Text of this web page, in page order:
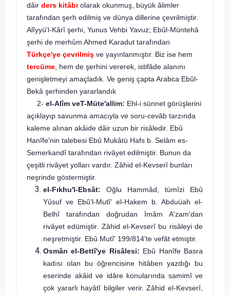
dâir ders kitâbı olarak okunmuş, büyük âlimler
tarafından şerh edilmiş ve dünya dillerine çevrilmiştir.
Alîyyü'l-Kârî şerhi, Yunus Vehbi Yavuz; Ebûl-Müntehâ
şerhi de merhûm Ahmed Karadut tarafından
Türkçe'ye çevrilmiş ve yayınlanmıştır. Biz ise hem
tercüme , hem de şerhini vererek, istifâde ala­nını
genişletmeyi amaçladık. Ve geniş çapta Arabca Ebûl-
Bekâ şerhinden yararlandık
2- el-Alîm veT-Müte'allim: Ehl-i sünnet görüşlerini
açıklayıp savun­ma amacıyla ve soru-cevâb tarzında
kaleme alınan akâide dâir uzun bir risâledir. Ebû
Hanîfe'nin talebesi Ebû Mukâtü Hafs b. Selâm es-
Semer­kandî tarafından rivâyet edilmiştir. Bunun da
çeşitli rivâyet yolları vardır. Zâhid el-Kevserî bunları
neşrinde göstermiştir.
el-Fıkhu'l-Ebsât: Oğlu Hammâd, tümîzi Ebû
Yûsuf ve Ebû'l-Mutî' el-Hakem b. Abduüah el-
Belhî tarafından doğrudan İmâm A'zam'dan
rivâyet edümiştir. Zâhid el-Kevserî bu risâleyi de
neşretmiştir. Ebû Mutî' 199/814'te vefât etmiştir.
Osmân el-Bettî'ye Risâlesi: Ebû Hanîfe Basra
kadısı olan bu öğren­cisine hitâben yazdığı bu
eserinde akâid ve idâre konularında samimî ve
çok yararlı hayâtî bilgiler verir. Zâhid el-Kevserî,